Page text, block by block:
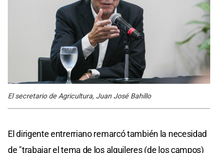
El secretario de Agricultura, Juan José Bahillo
El dirigente entrerriano remarcó también la necesidad
de "trabajar el tema de los alquileres (de los campos)